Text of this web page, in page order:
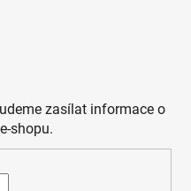
zasílat informace o
shopu.